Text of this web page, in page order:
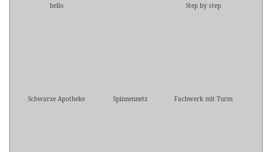
hello
Step by step
Schwarze Apotheke Spinnennetz Fachwerk mit Turm